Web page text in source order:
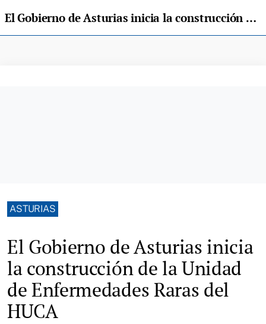
El Gobierno de Asturias inicia la construcción de la Unidad de Enfermedades Raras del HUCA
ASTURIAS
El Gobierno de Asturias inicia
la construcción de la Unidad
de Enfermedades Raras del
HUCA